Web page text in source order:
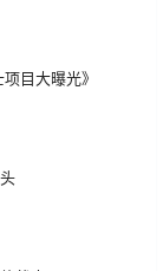
目大曝光》